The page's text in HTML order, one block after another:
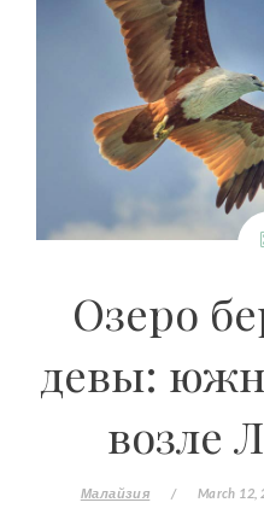
Озеро
девы:
возле
Малайзия / March 12,